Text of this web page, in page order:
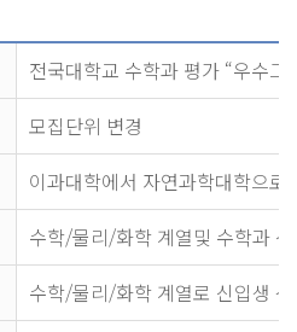
전국대학교 수학과 평가 “우수그
모집단위 변경
이과대학에서 자연과학대학으로
수학/물리/화학 계열및 수학과
수학/물리/화학 계열로 신입생